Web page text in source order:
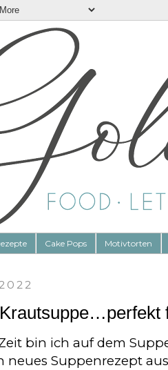
Cake Pops Motivtorten
bin ich auf dem
neues Suppenrezept